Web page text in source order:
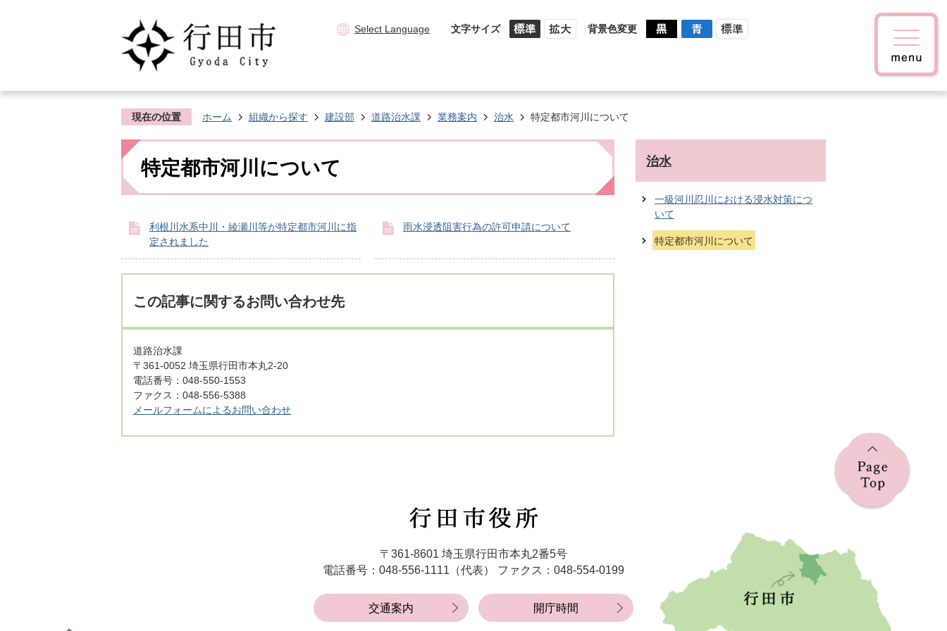
Select Language 文字サイズ 背景色変更
現在の位置 ホーム 組織から探す 建設部 道路治水課 業務案内 治水 特定都市河川について
特定都市河川について
利根川水系中川・綾瀬川等が特定都市河川に指
定されました
雨水浸透阻害行為の許可申請について
この記事に関するお問い合わせ先
道路治水課
〒361-0052 埼玉県行田市本丸2-20
電話番号：048-550-1553
ファクス：048-556-5388
メールフォームによるお問い合わせ
治水
一級河川忍川における浸水対策につ
いて
特定都市河川について
行
田
役
所
〒361-8601 埼玉県行田市本丸2番5号
電話番号：048-556-1111（代表）
ファクス：048-554-0199
交通案内 開庁時間